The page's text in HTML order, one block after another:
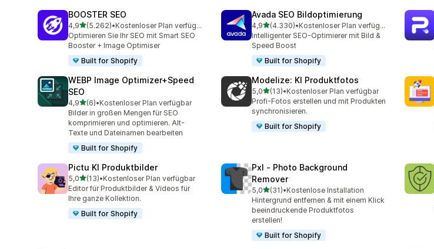
BOOSTER SEO
4,9von 5 Sternen
(5.262)
5262 Rezensionen insgesamt
•
Kostenloser Plan verfügbar
Optimieren Sie Ihr SEO mit Smart SEO
Booster + Image Optimiser
Built for Shopify
Avada SEO Bildoptimierung
4,9von 5 Sternen
(4.330)
4330 Rezensionen insgesamt
•
Kostenloser Plan verfügbar
Intelligenter SEO-Optimierer mit Bild &
Speed Boost
Built for Shopify
WEBP Image Optimizer+Speed
SEO
4,9von 5 Sternen
(6)
6 Rezensionen insgesamt
•Kostenloser Plan verfügbar
Bilder in großen Mengen für SEO
komprimieren und optimieren. Alt-
Texte und Dateinamen bearbeiten
Built for Shopify
Modelize: KI Produktfotos
5,0von 5 Sternen
(13)
13 Rezensionen insgesamt
•Kostenloser Plan verfügbar
Profi-Fotos erstellen und mit Produkten
synchronisieren.
Built for Shopify
Pictu KI Produktbilder
5,0von 5 Sternen
(13)
13 Rezensionen insgesamt
•Kostenloser Plan verfügbar
Editor für Produktbilder & Videos für
Ihre ganze Kollektion.
Built for Shopify
Pxl ‑ Photo Background
Remover
5,0von 5 Sternen
(31)
31 Rezensionen insgesamt
•Kostenlose Installation
Hintergrund entfernen & mit einem Klick
beeindruckende Produktfotos
erstellen!
Built for Shopify